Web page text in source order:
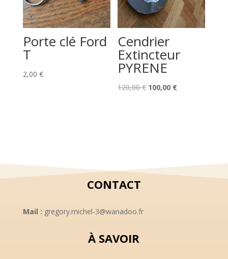
Porte clé Ford
T
2,00 €
Cendrier
Extincteur
PYRENE
120,00€ Le
100,00 €Le
CONTACT
Mail : gregory.michel-3@wanadoo.fr
À SAVOIR